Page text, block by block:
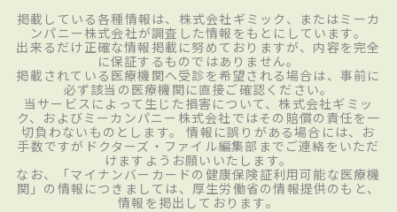
掲載している各種情報は、株式会社ギミック、またはミーカ
ンパニー株式会社が調査した情報をもとにしています。
出来るだけ正確な情報掲載に努めておりますが、内容を完全
に保証するものではありません。
掲載されている医療機関へ受診を希望される場合は、事前に
必ず該当の医療機関に直接ご確認ください。
当サービスによって生じた損害について、株式会社ギミッ
ク、およびミーカンパニー株式会社ではその賠償の責任を一
切負わないものとします。 情報に誤りがある場合には、お
手数ですがドクターズ・ファイル編集部までご連絡をいただ
けますようお願いいたします。
なお、「マイナンバーカードの健康保険証利用可能な医療機
関」の情報につきましては、厚生労働省の情報提供のもと、
情報を掲出しております。